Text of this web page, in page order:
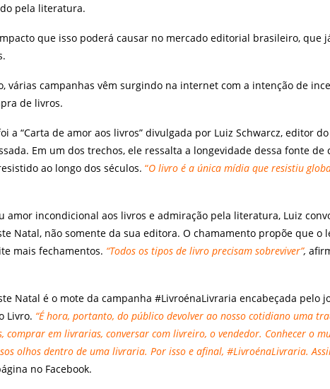
pela literatura.
que isso poderá causar no mercado editorial brasileiro, que
várias campanhas vêm surgindo na internet com a intenção de
de livros.
a “Carta de amor aos livros” divulgada por Luiz Schwarcz, editor
Em um dos trechos, ele ressalta a longevidade dessa fonte de
ao longo dos séculos. “O livro é a única mídia que resistiu
amor incondicional aos livros e admiração pela literatura, Luiz
Natal, não somente da sua editora. O chamamento propõe que o
mais fechamentos. “Todos os tipos de livro precisam sobreviver”,
Natal é o mote da campanha #LivroénaLivraria encabeçada pelo
Livro. “É hora, portanto, do público devolver ao nosso cotidiano uma
em livrarias, conversar com livreiro, o vendedor. Conhecer o
olhos dentro de uma livraria. Por isso e afinal, #LivroénaLivraria.
no Facebook.